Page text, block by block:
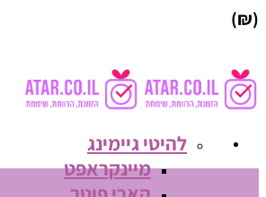
(₪)
להיטי גיימינג
מיינקראפט